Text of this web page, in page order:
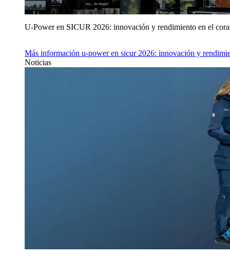
U‑Power en SICUR 2026: innovación y rendimiento en el
Más información u‑power en sicur 2026: innovación y
Noticias